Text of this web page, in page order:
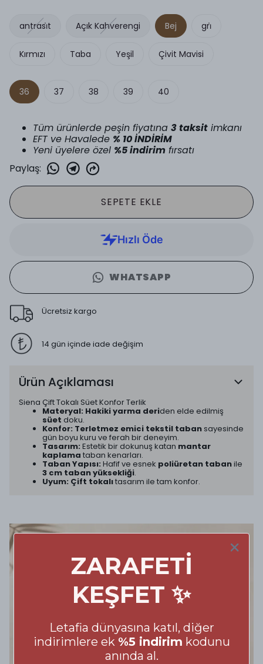
antrasi̇t Açık Kahverengi Bej gri̇
Kırmızı Taba Yeşil Çivit Mavisi
36 37 38 39 40
Tüm ürünlerde peşin fiyatına 3 taksit imkanı
EFT ve Havalede % 10 İNDİRİM
Yeni üyelere özel %5 indirim fırsatı
Paylaş:
SEPETE EKLE
WHATSAPP
Ücretsiz kargo
14 gün içinde iade değişim
Ürün Açıklaması
Siena Çift Tokalı Süet Konfor Terlik
Materyal: Hakiki yarma deriden elde edilmiş
süet doku.
Konfor: Terletmez emici tekstil taban sayesinde
gün boyu kuru ve ferah bir deneyim.
Tasarım: Estetik bir dokunuş katan mantar
kaplama taban kenarları.
Taban Yapısı: Hafif ve esnek poliüretan tabanile
3 cm taban yüksekliği.
Uyum: Çift tokalıtasarım ile tam konfor.
ZARAFETİ
KEŞFET ✨
Letafia dünyasına katıl, diğer
indirimlere ek %5 indirim kodunu
anında al.